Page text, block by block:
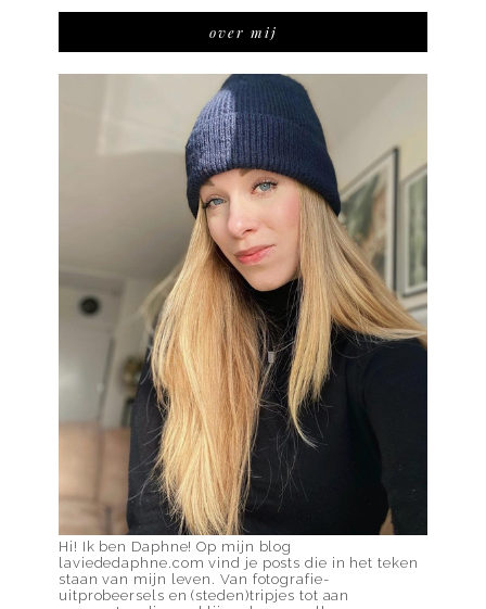
over mij
Hi! Ik ben Daphne! Op mijn blog
laviededaphne.com vind je posts die in het teken
staan van mijn leven. Van fotografie-
uitprobeersels en (steden)tripjes tot aan